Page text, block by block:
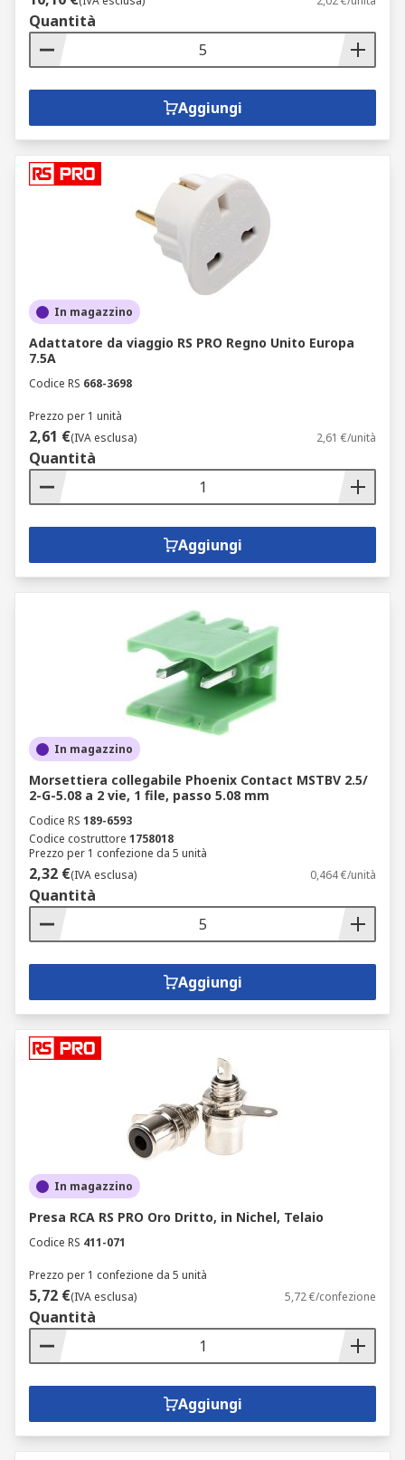
Quantità
Aggiungi
In magazzino
Adattatore da viaggio RS PRO Regno Unito Europa
7.5A
Codice RS 668-3698
Prezzo per 1 unità
2,61 €(IVA esclusa) 2,61 €/unità
Quantità
Aggiungi
In magazzino
Morsettiera collegabile Phoenix Contact MSTBV 2.5/
2-G-5.08 a 2 vie, 1 file, passo 5.08 mm
Codice RS 189-6593
Codice costruttore 1758018
Prezzo per 1 confezione da 5 unità
2,32 €(IVA esclusa) 0,464 €/unità
Quantità
Aggiungi
In magazzino
Presa RCA RS PRO Oro Dritto, in Nichel, Telaio
Codice RS 411-071
Prezzo per 1 confezione da 5 unità
5,72 €(IVA esclusa) 5,72 €/confezione
Quantità
Aggiungi